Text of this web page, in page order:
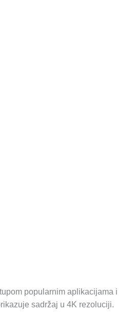
popularnim aplikacijama i
sadržaj u 4K rezoluciji.